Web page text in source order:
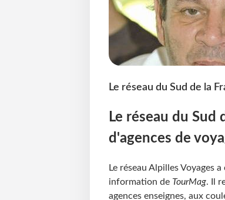
Le réseau du Sud de la
Le réseau du
d'agences de
Le réseau Alpilles Voyages
information de TourMag. Il
agences enseignes, aux